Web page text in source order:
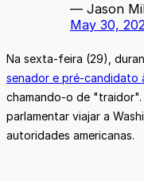
— Jason
May 30,
Na sexta-feira (29),
senador e pré-candidato
chamando-o de
parlamentar viajar a
autoridades americanas.